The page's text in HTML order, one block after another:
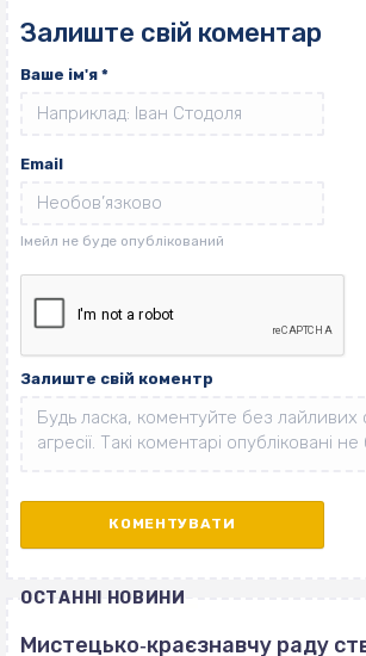
Залиште свій коментар
Ваше ім'я *
Email
Залиште свій коментр
ОСТАННІ НОВИНИ
Мистецько‐краєзнавчу раду